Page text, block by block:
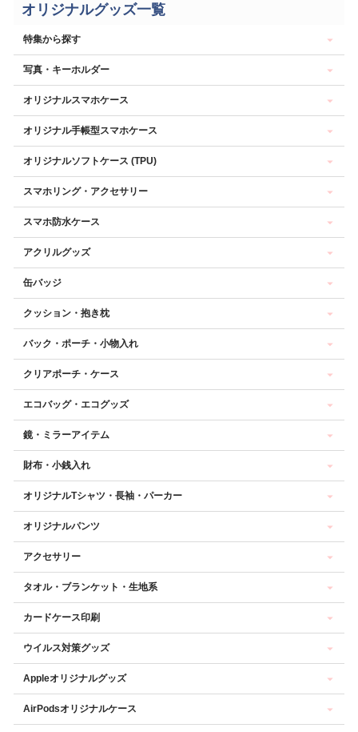
オリジナルグッズ一覧
特集から探す
写真・キーホルダー
オリジナルスマホケース
オリジナル手帳型スマホケース
オリジナルソフトケース (TPU)
スマホリング・アクセサリー
スマホ防水ケース
アクリルグッズ
缶バッジ
クッション・抱き枕
バック・ポーチ・小物入れ
クリアポーチ・ケース
エコバッグ・エコグッズ
鏡・ミラーアイテム
財布・小銭入れ
オリジナルTシャツ・長袖・パーカー
オリジナルパンツ
アクセサリー
タオル・ブランケット・生地系
カードケース印刷
ウイルス対策グッズ
Appleオリジナルグッズ
AirPodsオリジナルケース